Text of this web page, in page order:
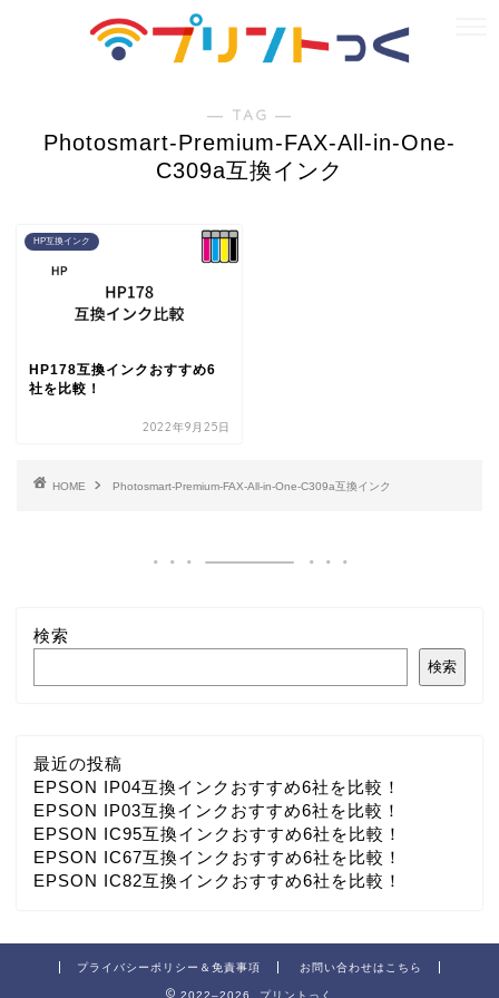
― TAG ―
Photosmart-Premium-FAX-All-in-One-
C309a互換インク
HP互換インク
HP178互換インクおすすめ6
社を比較！
2022年9月25日
HOME Photosmart-Premium-FAX-All-in-One-C309a互換インク
検索
検索
最近の投稿
EPSON IP04互換インクおすすめ6社を比較！
EPSON IP03互換インクおすすめ6社を比較！
EPSON IC95互換インクおすすめ6社を比較！
EPSON IC67互換インクおすすめ6社を比較！
EPSON IC82互換インクおすすめ6社を比較！
プライバシーポリシー＆免責事項 お問い合わせはこちら
2022–2026 プリントっく